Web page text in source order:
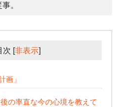
。
次 [非表示]
画」
の率直な今の心境を教えて